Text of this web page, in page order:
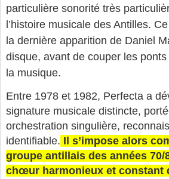
particulière sonorité très
l’histoire musicale des Antilles.
la dernière apparition de Daniel
disque, avant de couper les
la musique.
Entre 1978 et 1982, Perfecta a
signature musicale distincte,
orchestration singulière,
identifiable. Il s’impose alors
groupe antillais des années 70/
chœur harmonieux et constant